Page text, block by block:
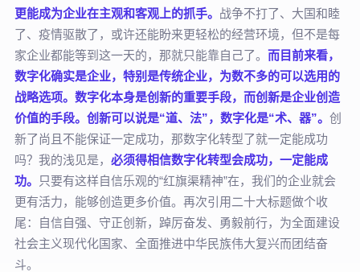
更能成为企业在主观和客观上的抓手。 战争不打了、大国和睦
了、疫情驱散了，或许还能盼来更轻松的经营环境，但不是每
家企业都能等到这一天的，那就只能靠自己了。 而目前来看，
数字化确实是企业，特别是传统企业，为数不多的可以选用的
战略选项。数字化本身是创新的重要手段，而创新是企业创造
价值的手段。创新可以说是“道、法”，数字化是“术、器”。 创
新了尚且不能保证一定成功，那数字化转型了就一定能成功
吗？我的浅见是， 必须得相信数字化转型会成功，一定能成
功。
只要有这样自信乐观的“红旗渠精神”在，我们的企业就会
更有活力，能够创造更多价值。再次引用二十大标题做个收
尾：自信自强、守正创新，踔厉奋发、勇毅前行，为全面建设
社会主义现代化国家、全面推进中华民族伟大复兴而团结奋
斗。